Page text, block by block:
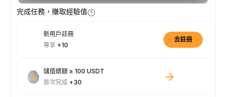
完成任務，賺取經驗值
新用戶註冊
專享 +10
去註冊
儲值總額 ≥ 100 USDT
首次完成 +30